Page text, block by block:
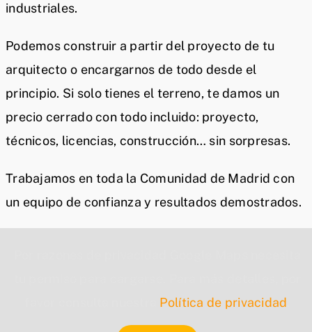
industriales.
Podemos construir a partir del proyecto de tu
arquitecto o encargarnos de todo desde el
principio. Si solo tienes el terreno, te damos un
precio cerrado con todo incluido: proyecto,
técnicos, licencias, construcción… sin sorpresas.
Trabajamos en toda la Comunidad de Madrid con
un equipo de confianza y resultados demostrados.
Política de privacidad